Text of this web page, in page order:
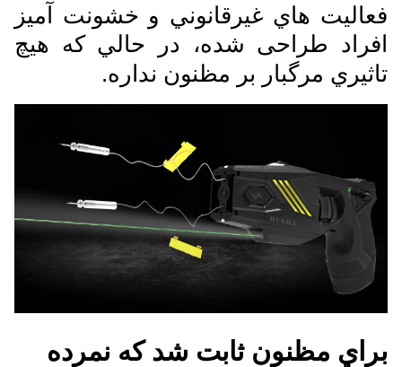
فعاليت هاي غيرقانوني و خشونت آمیز
افراد طراحی شده، در حالي که هيچ
تاثيري مرگبار بر مظنون نداره.
براي مظنون ثابت شد که نمرده